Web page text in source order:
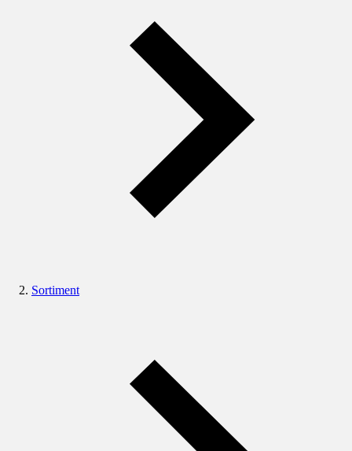
Sortiment